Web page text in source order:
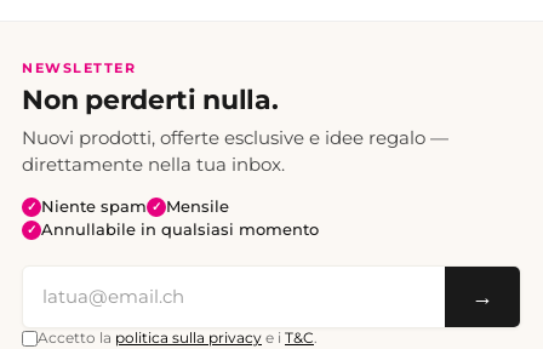
NEWSLETTER
Non perderti nulla.
Nuovi prodotti, offerte esclusive e idee regalo —
direttamente nella tua inbox.
✓ Niente spam ✓ Mensile
✓ Annullabile in qualsiasi momento
→
Accetto la politica sulla privacy e i T&C.